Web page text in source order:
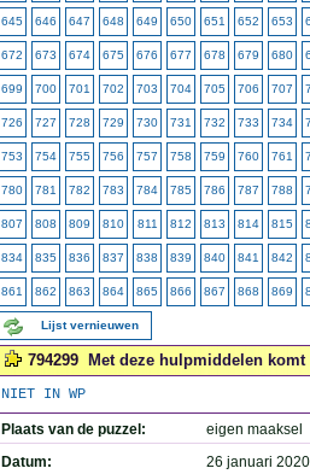
645 646 647 648 649 650 651 652 653
672 673 674 675 676 677 678 679 680
699 700 701 702 703 704 705 706 707
726 727 728 729 730 731 732 733 734
753 754 755 756 757 758 759 760 761
780 781 782 783 784 785 786 787 788
807 808 809 810 811 812 813 814 815
834 835 836 837 838 839 840 841 842
861 862 863 864 865 866 867 868 869
Lijst vernieuwen
794299 Met deze hulpmiddelen
NIET IN WP
Plaats van de puzzel:
eigen maaksel
Datum:
26 januari